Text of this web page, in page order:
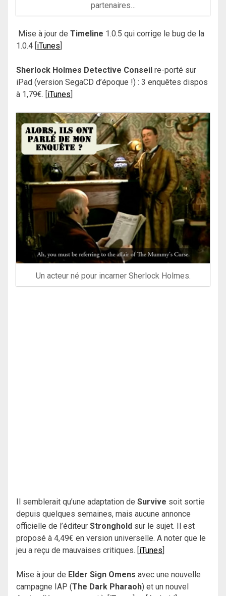
partenaires…
Mise à jour de Timeline 1.0.5 qui corrige le bug de la
1.0.4 [iTunes]
Sherlock Holmes Detective Conseil re-porté sur
iPad (version SegaCD d’époque !) : 3 enquêtes dispos
à 1,79€. [iTunes]
Un acteur né pour incarner Sherlock Holmes.
Il semblerait qu’une adaptation de Survive soit sortie
depuis quelques semaines, mais aucune annonce
officielle de l’éditeur Stronghold sur le sujet. Il est
proposé à 4,49€ en version universelle. A noter que le
jeu a reçu de mauvaises critiques. [iTunes]
Mise à jour de Elder Sign Omens avec une nouvelle
campagne IAP (The Dark Pharaoh) et un nouvel